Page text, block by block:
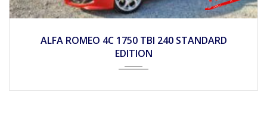
ALFA ROMEO 4C 1750 TBI 240 STANDARD
EDITION